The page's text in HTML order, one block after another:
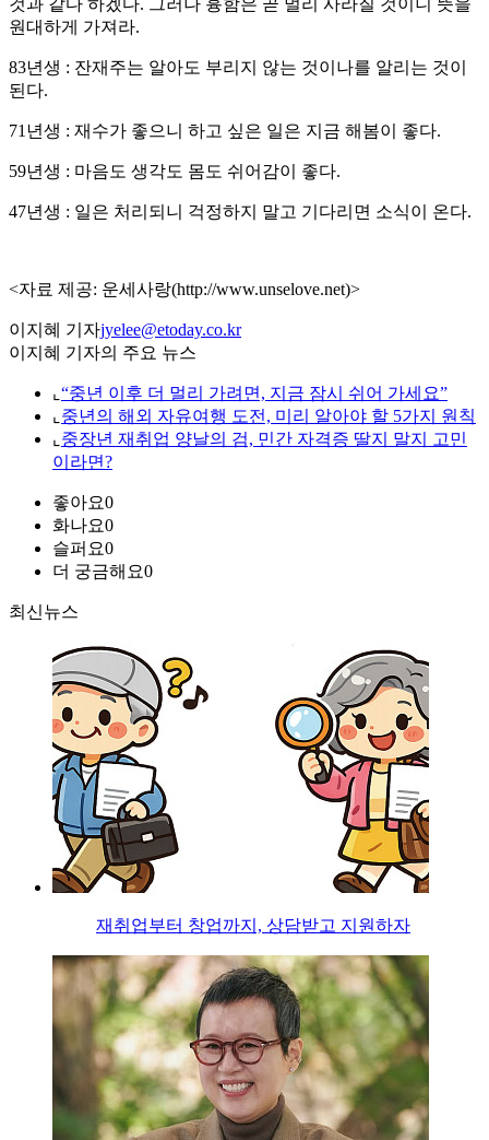
것과 같다 하겠다. 그러나 흉함은 곧 멀리 사라질 것이니 뜻을
원대하게 가져라.
83년생 : 잔재주는 알아도 부리지 않는 것이나를 알리는 것이
된다.
71년생 : 재수가 좋으니 하고 싶은 일은 지금 해봄이 좋다.
59년생 : 마음도 생각도 몸도 쉬어감이 좋다.
47년생 : 일은 처리되니 걱정하지 말고 기다리면 소식이 온다.
<자료 제공: 운세사랑(http://www.unselove.net)>
이지혜 기자jyelee@etoday.co.kr
이지혜 기자의 주요 뉴스
⌞ “중년 이후 더 멀리 가려면, 지금 잠시 쉬어 가세요”
⌞ 중년의 해외 자유여행 도전, 미리 알아야 할 5가지 원칙
⌞ 중장년 재취업 양날의 검, 민간 자격증 딸지 말지 고민
이라면?
좋아요0
화나요0
슬퍼요0
더 궁금해요0
최신뉴스
재취업부터 창업까지, 상담받고 지원하자